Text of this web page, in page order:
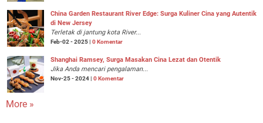
China Garden Restaurant River Edge: Surga Kuliner Cina yang Autentik
di New Jersey
Terletak di jantung kota River...
Feb-02 - 2025 | 0 Komentar
Shanghai Ramsey, Surga Masakan Cina Lezat dan Otentik
Jika Anda mencari pengalaman...
Nov-25 - 2024 | 0 Komentar
More »